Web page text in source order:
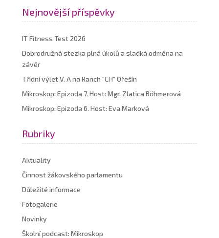
Nejnovější příspěvky
IT Fitness Test 2026
Dobrodružná stezka plná úkolů a sladká odměna na
závěr
Třídní výlet V. A na Ranch “CH” Ořešín
Mikroskop: Epizoda 7. Host: Mgr. Zlatica Böhmerová
Mikroskop: Epizoda 6. Host: Eva Marková
Rubriky
Aktuality
Činnost žákovského parlamentu
Důležité informace
Fotogalerie
Novinky
Školní podcast: Mikroskop